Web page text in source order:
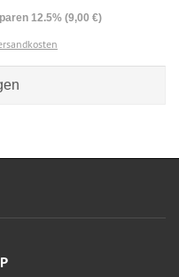
12.5% (9,00 €)